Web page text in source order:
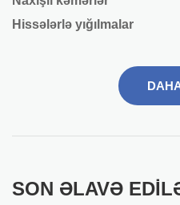
Hissələrlə yığılmalar
SON ƏLAVƏ